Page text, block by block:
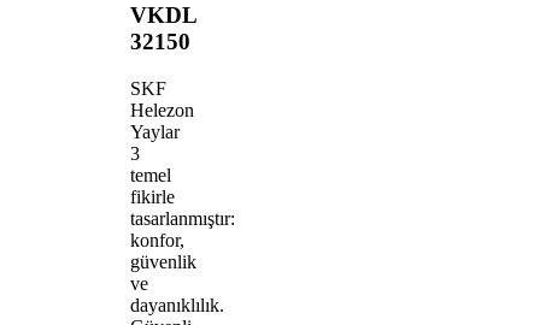
VKDL
32150
SKF
Helezon
Yaylar
3
temel
fikirle
tasarlanmıştır:
konfor,
güvenlik
ve
dayanıklılık.